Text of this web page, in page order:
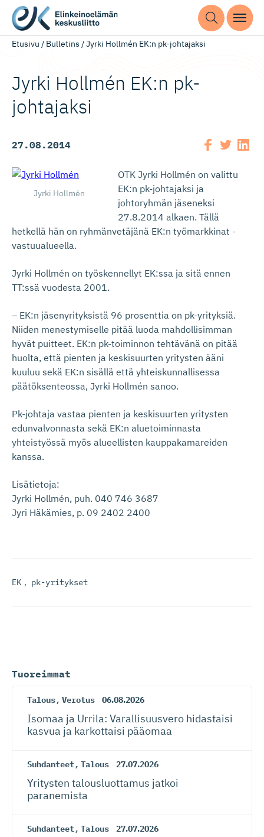
Etusivu / Bulletins /Jyrki Hollmén EK:n pk-johtajaksi
Jyrki Hollmén EK:n pk-
johtajaksi
27.08.2014
Jyrki Hollmén
OTK Jyrki Hollmén on valittu
EK:n pk-johtajaksi ja
johtoryhmän jäseneksi
27.8.2014 alkaen. Tällä
hetkellä hän on ryhmänvetäjänä EK:n työmarkkinat -
vastuualueella.
Jyrki Hollmén on työskennellyt EK:ssa ja sitä ennen
TT:ssä vuodesta 2001.
– EK:n jäsenyrityksistä 96 prosenttia on pk-yrityksiä.
Niiden menestymiselle pitää luoda mahdollisimman
hyvät puitteet. EK:n pk-toiminnon tehtävänä on pitää
huolta, että pienten ja keskisuurten yritysten ääni
kuuluu sekä EK:n sisällä että yhteiskunnallisessa
päätöksenteossa, Jyrki Hollmén sanoo.
Pk-johtaja vastaa pienten ja keskisuurten yritysten
edunvalvonnasta sekä EK:n aluetoiminnasta
yhteistyössä myös alueellisten kauppakamareiden
kanssa.
Lisätietoja:
Jyrki Hollmén, puh. 040 746 3687
Jyri Häkämies, p. 09 2402 2400
EK , pk-yritykset
Tuoreimmat
Talous, Verotus 06.08.2026
Isomaa ja Urrila: Varallisuusvero hidastaisi
kasvua ja karkottaisi pääomaa
Suhdanteet, Talous 27.07.2026
Yritysten talousluottamus jatkoi
paranemista
Suhdanteet, Talous 27.07.2026